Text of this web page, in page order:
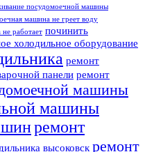
посудомоечной машины
машина не греет воду
работает починить
холодильное оборудование
ремонт
панели ремонт
машины
машины
ремонт
высоковск ремонт